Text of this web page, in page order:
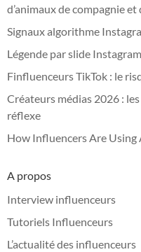
d’animaux de compagnie
Signaux algorithme
Légende par slide
Finfluenceurs TikTok : le
Créateurs médias 2026 :
réflexe
How Influencers Are
A propos
Interview influenceurs
Tutoriels Influenceurs
L’actualité des influenceurs